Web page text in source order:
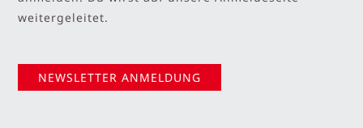
weitergeleitet.
NEWSLETTER ANMELDUNG